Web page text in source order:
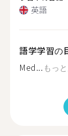
英語
語学学習の
Med... もっ